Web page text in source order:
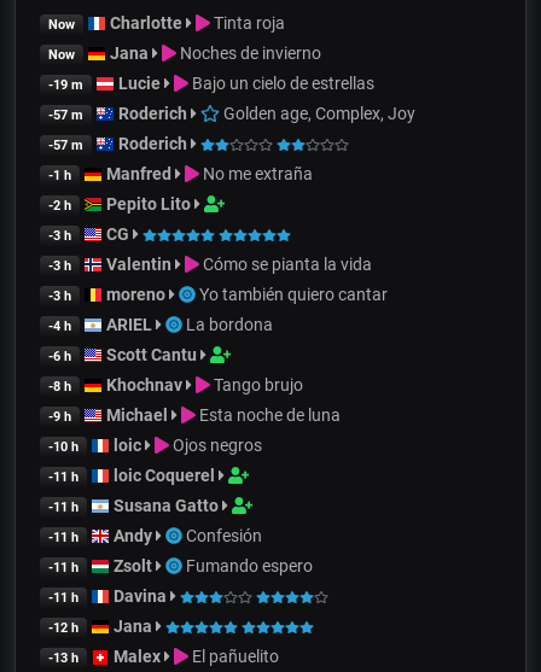
Now Charlotte Tinta roja
Now Jana Noches de invierno
-19 m Lucie Bajo un cielo de estrellas
-57 m Roderich Golden age, Complex, Joy
-57 m Roderich
-1 h Manfred No me extraña
-2 h Pepito Lito
-3 h CG
-3 h Valentin Cómo se pianta la vida
-3 h moreno Yo también quiero cantar
-4 h ARIEL La bordona
-6 h Scott Cantu
-8 h Khochnav Tango brujo
-9 h Michael Esta noche de luna
-10 h loic Ojos negros
-11 h loic Coquerel
-11 h Susana Gatto
-11 h Andy Confesión
-11 h Zsolt Fumando espero
-11 h Davina
-12 h Jana
-13 h Malex El pañuelito